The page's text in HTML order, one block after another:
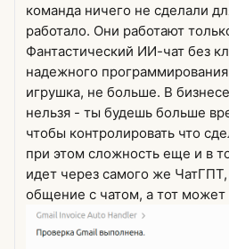
команда ничего не сделали
работало. Они работают
Фантастический ИИ-чат без
надежного
игрушка, не больше. В
нельзя - ты будешь больше
чтобы контролировать что
при этом сложность еще и в
идет через самого же ЧатГПТ,
общение с чатом, а тот может